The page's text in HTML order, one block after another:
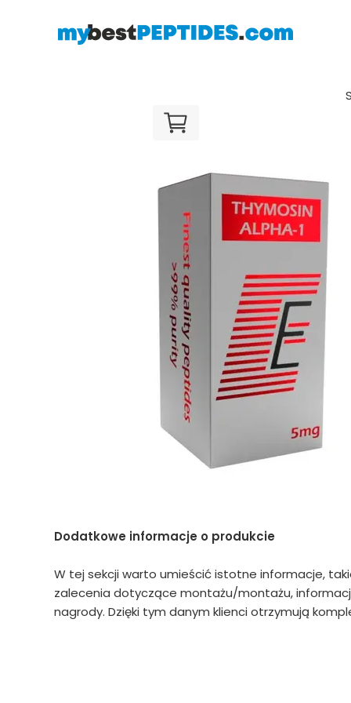
Dodatkowe informacje o produkcie
W tej sekcji warto umieścić istotne informacje,
zalecenia dotyczące montażu/montażu,
nagrody. Dzięki tym danym klienci otrzymują